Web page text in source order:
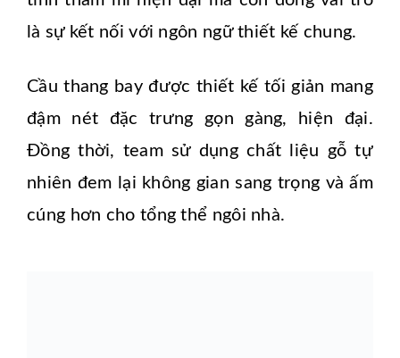
là sự kết nối với ngôn ngữ thiết kế chung.
Cầu thang bay được thiết kế tối giản mang
đậm nét đặc trưng gọn gàng, hiện đại.
Đồng thời, team sử dụng chất liệu gỗ tự
nhiên đem lại không gian sang trọng và ấm
cúng hơn cho tổng thể ngôi nhà.